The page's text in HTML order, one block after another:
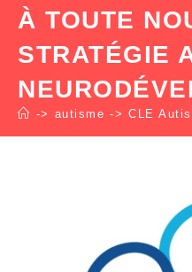
À TOUTE
STRATÉGIE
-> autisme -> CLE